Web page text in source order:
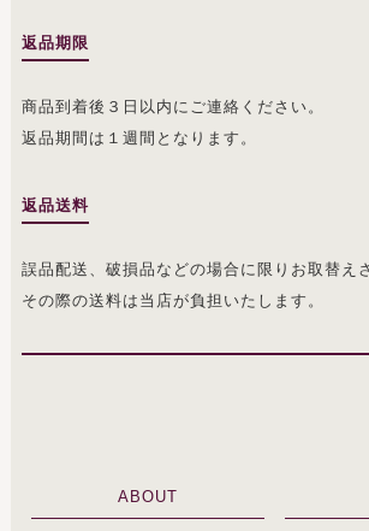
返品期限
商品到着後３日以内にご連絡ください。
返品期間は１週間となります。
返品送料
誤品配送、破損品などの場合に限りお取替え
その際の送料は当店が負担いたします。
ABOUT